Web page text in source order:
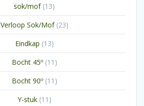
sok/mof 1313
producten
Verloop Sok/Mof 2323
producten
Eindkap 1313
producten
Bocht 45º 11 11
producten
Bocht 90º 11 11
producten
Y-stuk 11 11